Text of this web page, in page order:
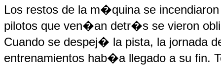
Los restos de la m�quina se
pilotos que ven�an detr�s se vieron
Cuando se despej� la pista, la jornada
entrenamientos hab�a llegado a su fin.